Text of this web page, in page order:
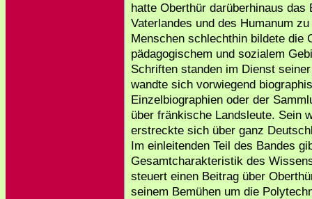
hatte Oberthür darüberhinaus
Vaterlandes und des Humanum
Menschen schlechthin bildete die
pädagogischem und sozialem
Schriften standen im Dienst
wandte sich vorwiegend
Einzelbiographien oder der
über fränkische Landsleute. Sein
erstreckte sich über ganz
Im einleitenden Teil des Bandes
Gesamtcharakteristik des
steuert einen Beitrag über
seinem Bemühen um die